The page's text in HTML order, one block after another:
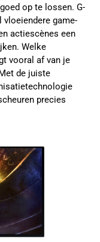
op te lossen. G-
vloeiendere game-
actiescènes een
Welke
vooral af van je
de juiste
precies